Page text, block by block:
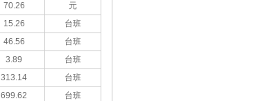
70.26
元
15.26
台班
46.56
台班
3.89
台班
313.14
台班
699.62
台班